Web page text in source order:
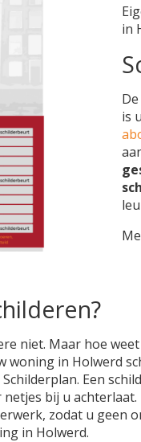
in
is
niet. Maar hoe
woning in Holwerd
Een
bij u
zodat u geen
in Holwerd.